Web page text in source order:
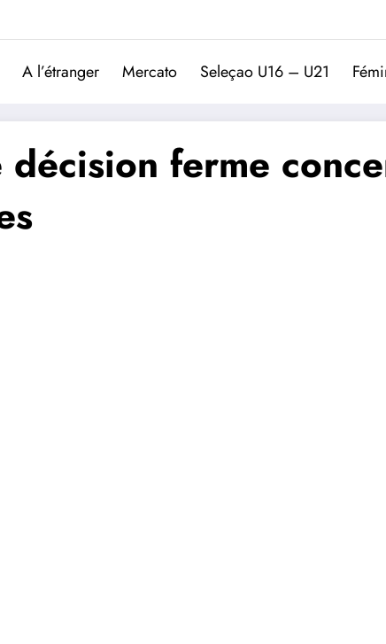
Trivela
L'actualité du
A l’étranger Mercato Seleçao U16 – U21
ferme